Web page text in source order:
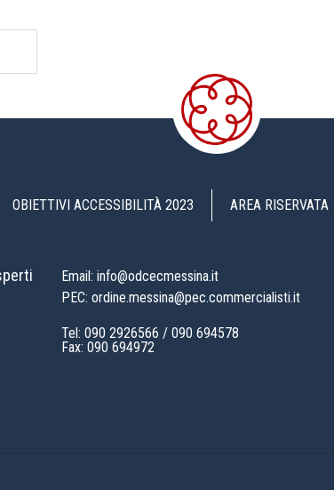
OBIETTIVI ACCESSIBILITÀ 2023 AREA RISERVATA
Email: info@odcecmessina.it
PEC: ordine.messina@pec.commercialisti.it
Tel: 090 2926566 / 090 694578
Fax: 090 694972